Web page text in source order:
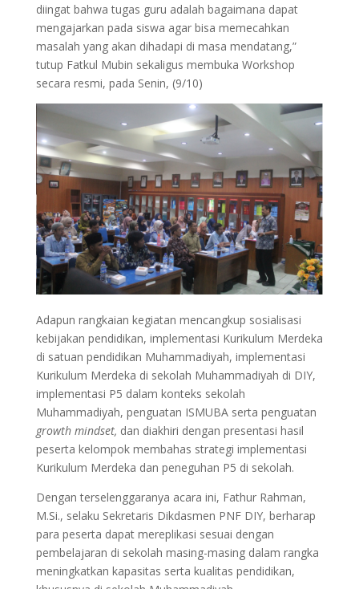
diingat bahwa tugas guru adalah bagaimana dapat
mengajarkan pada siswa agar bisa memecahkan
masalah yang akan dihadapi di masa mendatang,”
tutup Fatkul Mubin sekaligus membuka Workshop
secara resmi, pada Senin, (9/10)
Adapun rangkaian kegiatan mencangkup sosialisasi
kebijakan pendidikan, implementasi Kurikulum Merdeka
di satuan pendidikan Muhammadiyah, implementasi
Kurikulum Merdeka di sekolah Muhammadiyah di DIY,
implementasi P5 dalam konteks sekolah
Muhammadiyah, penguatan ISMUBA serta penguatan
growth mindset, dan diakhiri dengan presentasi hasil
peserta kelompok membahas strategi implementasi
Kurikulum Merdeka dan peneguhan P5 di sekolah.
Dengan terselenggaranya acara ini, Fathur Rahman,
M.Si., selaku Sekretaris Dikdasmen PNF DIY, berharap
para peserta dapat mereplikasi sesuai dengan
pembelajaran di sekolah masing-masing dalam rangka
meningkatkan kapasitas serta kualitas pendidikan,